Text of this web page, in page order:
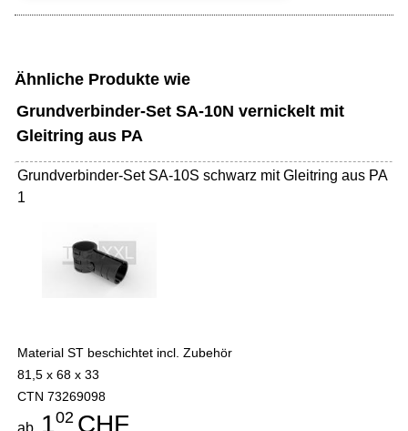
Ähnliche Produkte wie
Grundverbinder-Set SA-10N vernickelt mit
Gleitring aus PA
Grundverbinder-Set SA-10S schwarz mit Gleitring aus PA
1
Material ST beschichtet incl. Zubehör
81,5 x 68 x 33
CTN 73269098
ab 102 CHF